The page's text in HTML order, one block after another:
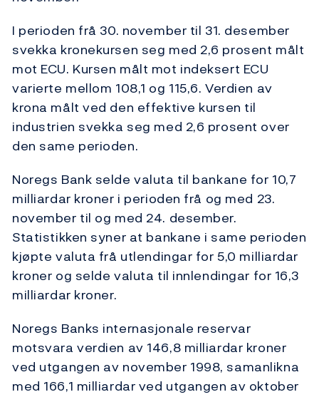
I perioden frå 30. november til 31. desember
svekka kronekursen seg med 2,6 prosent målt
mot ECU. Kursen målt mot indeksert ECU
varierte mellom 108,1 og 115,6. Verdien av
krona målt ved den effektive kursen til
industrien svekka seg med 2,6 prosent over
den same perioden.
Noregs Bank selde valuta til bankane for 10,7
milliardar kroner i perioden frå og med 23.
november til og med 24. desember.
Statistikken syner at bankane i same perioden
kjøpte valuta frå utlendingar for 5,0 milliardar
kroner og selde valuta til innlendingar for 16,3
milliardar kroner.
Noregs Banks internasjonale reservar
motsvara verdien av 146,8 milliardar kroner
ved utgangen av november 1998, samanlikna
med 166,1 milliardar ved utgangen av oktober